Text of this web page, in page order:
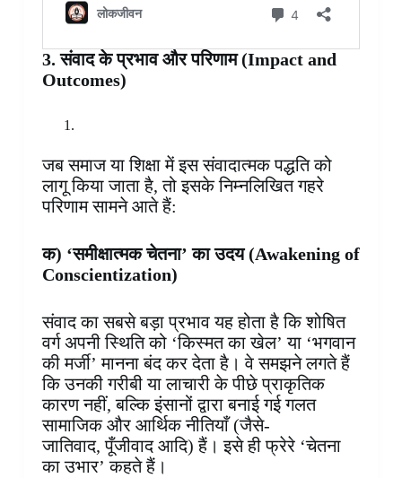
3. संवाद के प्रभाव और परिणाम (Impact and
Outcomes)
जब समाज या शिक्षा में इस संवादात्मक पद्धति को
लागू किया जाता है, तो इसके निम्नलिखित गहरे
परिणाम सामने आते हैं:
क) ‘समीक्षात्मक चेतना’ का उदय (Awakening of
Conscientization)
संवाद का सबसे बड़ा प्रभाव यह होता है कि शोषित
वर्ग अपनी स्थिति को ‘किस्मत का खेल’ या ‘भगवान
की मर्जी’ मानना बंद कर देता है। वे समझने लगते हैं
कि उनकी गरीबी या लाचारी के पीछे प्राकृतिक
कारण नहीं, बल्कि इंसानों द्वारा बनाई गई गलत
सामाजिक और आर्थिक नीतियाँ (जैसे-
जातिवाद, पूँजीवाद आदि) हैं। इसे ही फ्रेरे ‘चेतना
का उभार’ कहते हैं।